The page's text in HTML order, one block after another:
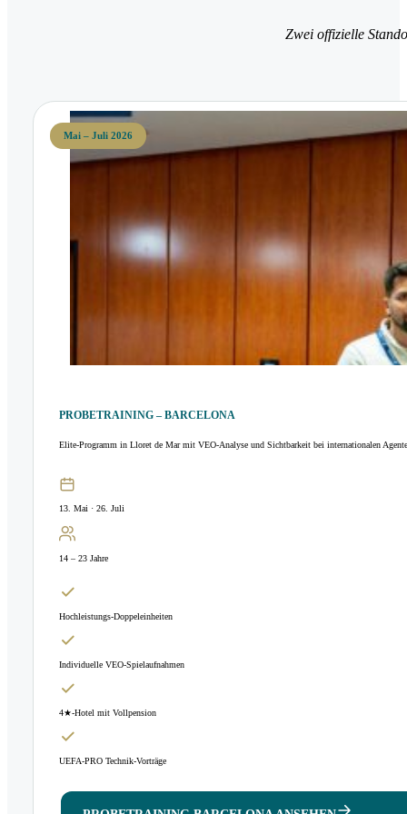
Zwei offizielle
Mai – Juli 2026
PROBETRAINING – BARCELONA
Elite-Programm in Lloret de Mar mit VEO-Analyse und Sichtbarkeit bei internationalen
13. Mai · 26. Juli
14 – 23 Jahre
Hochleistungs-Doppeleinheiten
Individuelle VEO-Spielaufnahmen
4★-Hotel mit Vollpension
UEFA-PRO Technik-Vorträge